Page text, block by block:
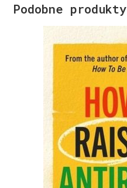
Podobne produkty